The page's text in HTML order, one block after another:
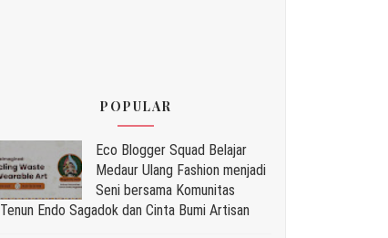
POPULAR
Eco Blogger Squad Belajar
Medaur Ulang Fashion menjadi
Seni bersama Komunitas
Tenun Endo Sagadok dan Cinta Bumi Artisan